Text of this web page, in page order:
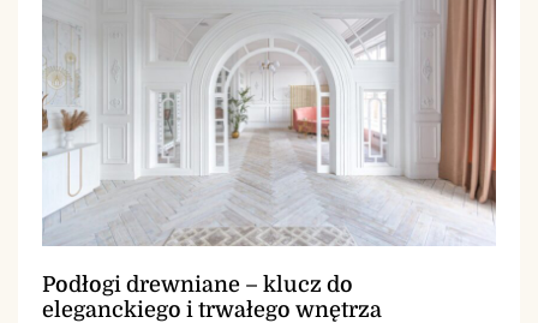
Podłogi drewniane – klucz do
eleganckiego i trwałego wnętrza